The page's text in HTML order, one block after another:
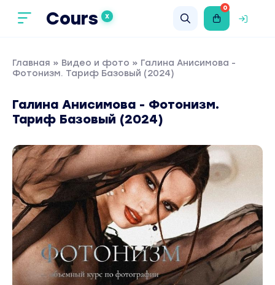
Cours X
0
Главная » Видео и фото » Галина Анисимова -
Фотонизм. Тариф Базовый (2024)
Галина Анисимова - Фотонизм.
Тариф Базовый (2024)